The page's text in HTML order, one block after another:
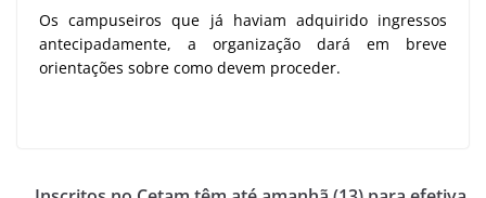
Os campuseiros que já haviam adquirido ingressos
antecipadamente, a organização dará em breve
orientações sobre como devem proceder.